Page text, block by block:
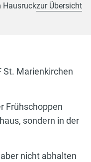
Hausruckzur Übersicht
St. Marienkirchen
Frühschoppen
sondern in der
nicht abhalten